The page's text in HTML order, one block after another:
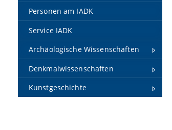
Personen am IADK
Service IADK
Archäologische Wissenschaften
Denkmalwissenschaften
Kunstgeschichte